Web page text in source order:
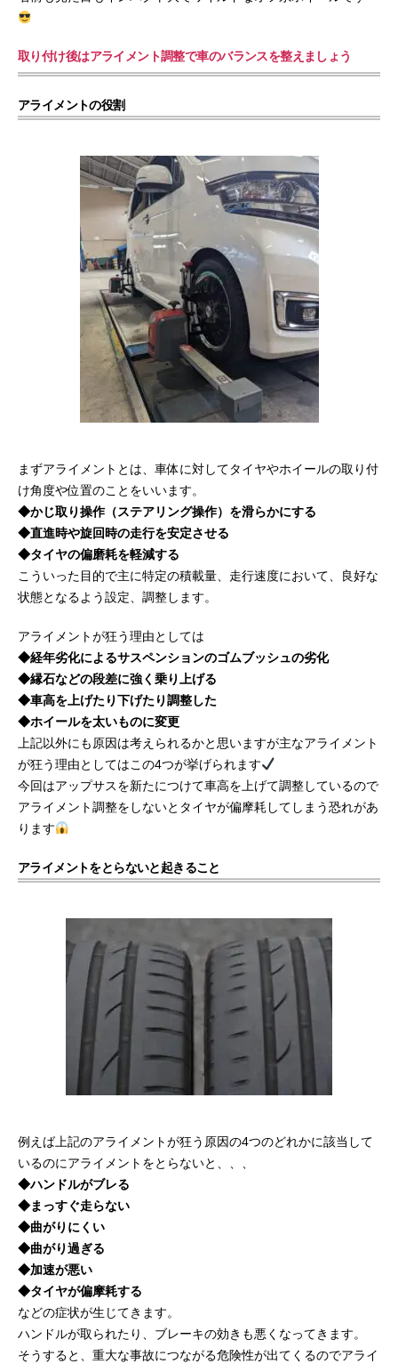
取り付け後はアライメント調整で車のバランスを整えましょう
アライメントの役割
まずアライメントとは、車体に対してタイヤやホイールの取り付
け角度や位置のことをいいます。
◆かじ取り操作（ステアリング操作）を滑らかにする
◆直進時や旋回時の走行を安定させる
◆タイヤの偏磨耗を軽減する
こういった目的で主に特定の積載量、走行速度において、良好な
状態となるよう設定、調整します。
アライメントが狂う理由としては
◆経年劣化によるサスペンションのゴムブッシュの劣化
◆縁石などの段差に強く乗り上げる
◆車高を上げたり下げたり調整した
◆ホイールを太いものに変更
上記以外にも原因は考えられるかと思いますが主なアライメント
が狂う理由としてはこの4つが挙げられます
今回はアップサスを新たにつけて車高を上げて調整しているので
アライメント調整をしないとタイヤが偏摩耗してしまう恐れがあ
ります
アライメントをとらないと起きること
例えば上記のアライメントが狂う原因の4つのどれかに該当して
いるのにアライメントをとらないと、、、
◆ハンドルがブレる
◆まっすぐ走らない
◆曲がりにくい
◆曲がり過ぎる
◆加速が悪い
◆タイヤが偏摩耗する
などの症状が生じてきます。
ハンドルが取られたり、ブレーキの効きも悪くなってきます。
そうすると、重大な事故につながる危険性が出てくるのでアライ